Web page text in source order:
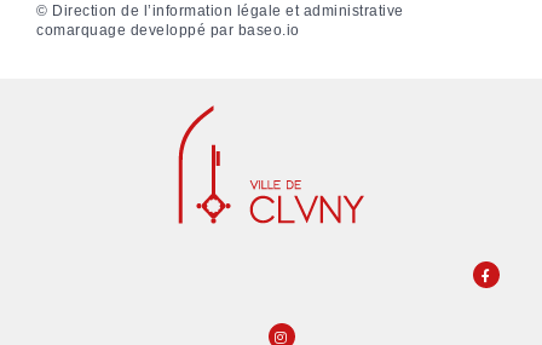
© Direction de l’information légale et administrative
comarquage developpé par baseo.io